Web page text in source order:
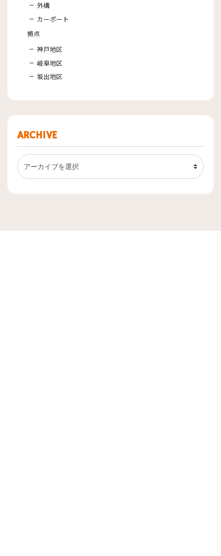
外構
カーポート
拠点
神戸地区
岐阜地区
坂出地区
ARCHIVE